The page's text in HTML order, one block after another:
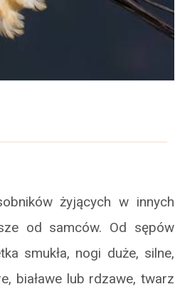
żyjących w innych
od samców. Od sępów
smukła, nogi duże, silne,
białawe lub rdzawe, twarz